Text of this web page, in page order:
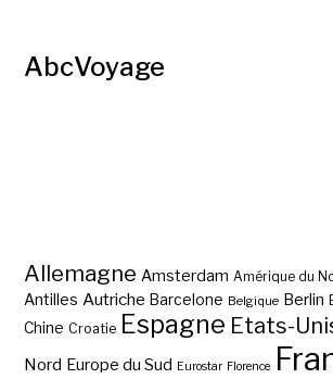
AbcVoyage
Allemagne Amsterdam Amérique du
Antilles Autriche Barcelone Belgique Berlin
Chine Croatie Espagne Etats-
Nord Europe du Sud Eurostar Florence